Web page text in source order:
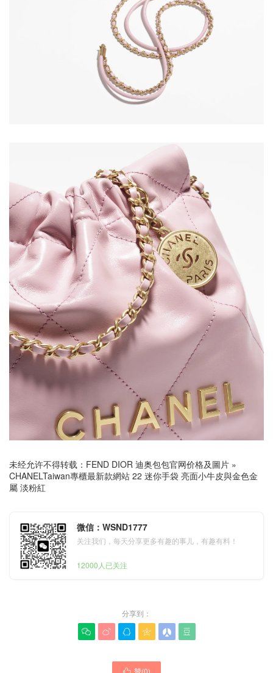
未经允许不得转载： FEND DIOR 迪奥包包官网价格及圖片 »
CHANELTaiwan專櫃最新款網站 22 迷你手袋 亮面小牛皮與金色金
屬 淡粉紅
微信：WSND1777
关注我们，每天分享更多有趣的事儿，有趣有料！
12000人已关注
分享到：
     
贊(0)